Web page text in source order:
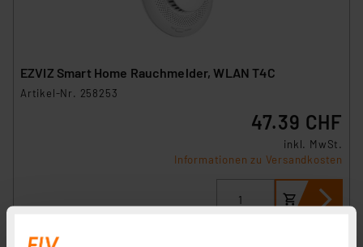
EZVIZ Smart Home Rauchmelder, WLAN T4C
Artikel-Nr. 258253
47.39 CHF
inkl. MwSt.
Informationen zu Versandkosten